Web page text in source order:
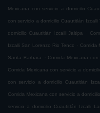
Mexicana con servicio a domicilio
con servicio a domicilio Cuautitlán Izcalli
domicilio Cuautitlán Izcalli Jaltipa .
Izcalli San Lorenzo Rio Tenco . Comida
Santa Barbara . Comida Mexicana
Comida Mexicana con servicio a
con servicio a domicilio Cuautitlán
Comida Mexicana con servicio a
servicio a domicilio Cuautitlán Izcalli